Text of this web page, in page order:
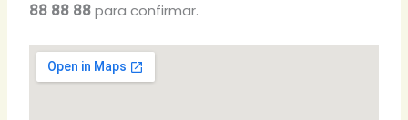
88 88 88para confirmar.